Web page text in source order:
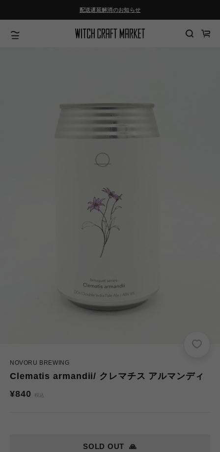
進
む
配送遅延解消のお知らせ
カ
NOVORU BREWING
Clematis armandii/ クレマチス アルマンディ
通
¥840 税込
🙏
SOLD OUT